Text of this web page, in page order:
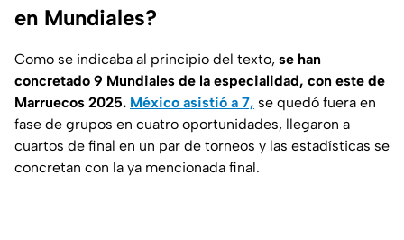
en Mundiales?
Como se indicaba al principio del texto, se han
concretado 9 Mundiales de la especialidad, con este de
Marruecos 2025. México asistió a 7, se quedó fuera en
fase de grupos en cuatro oportunidades, llegaron a
cuartos de final en un par de torneos y las estadísticas se
concretan con la ya mencionada final.